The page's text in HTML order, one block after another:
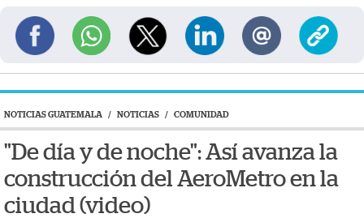
NOTICIAS GUATEMALA / NOTICIAS / COMUNIDAD
"De día y de noche": Así avanza la
construcción del AeroMetro en la
ciudad (video)